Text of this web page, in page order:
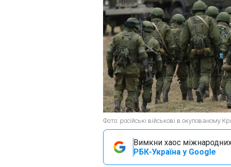
Фото: російські військові в окупованому
Вимкни хаос
РБК-Україна у Google